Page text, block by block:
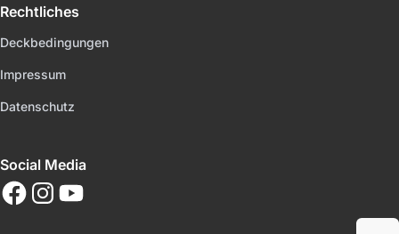
Rechtliches
Deckbedingungen
Impressum
Datenschutz
Social Media